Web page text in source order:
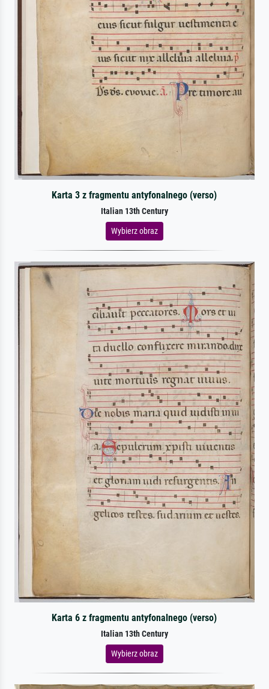
Karta 3 z fragmentu antyfonalnego (verso)
Italian 13th Century
Wybierz obraz
Karta 6 z fragmentu antyfonalnego (verso)
Italian 13th Century
Wybierz obraz